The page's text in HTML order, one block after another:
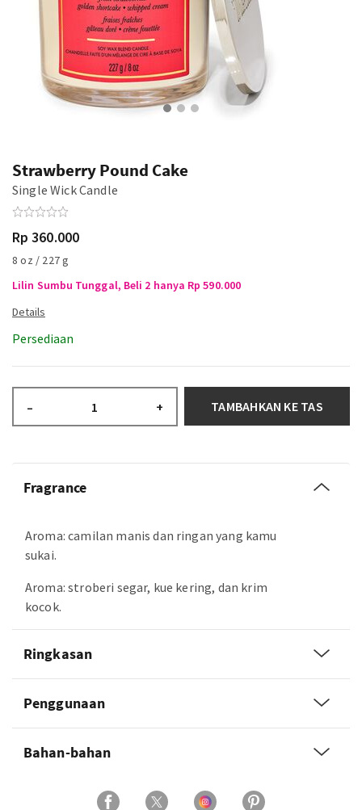
Strawberry Pound Cake
Single Wick Candle
Rp 360.000
8 oz / 227 g
Lilin Sumbu Tunggal, Beli 2 hanya Rp 590.000
Persediaan
– + TAMBAHKAN KE TAS
Fragrance
Aroma: camilan manis dan ringan yang kamu
sukai.
Aroma: stroberi segar, kue kering, dan krim
kocok.
Ringkasan
Penggunaan
Bahan-bahan